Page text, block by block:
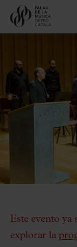
Este evento ya
explorar la